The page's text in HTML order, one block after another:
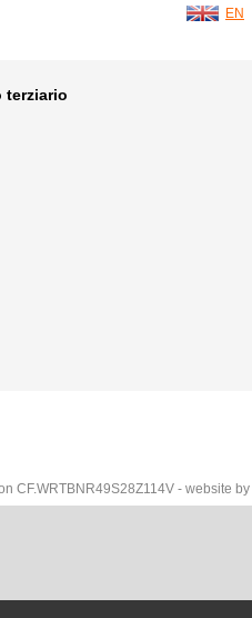
EN
terziario
CF.WRTBNR49S28Z114V - website by